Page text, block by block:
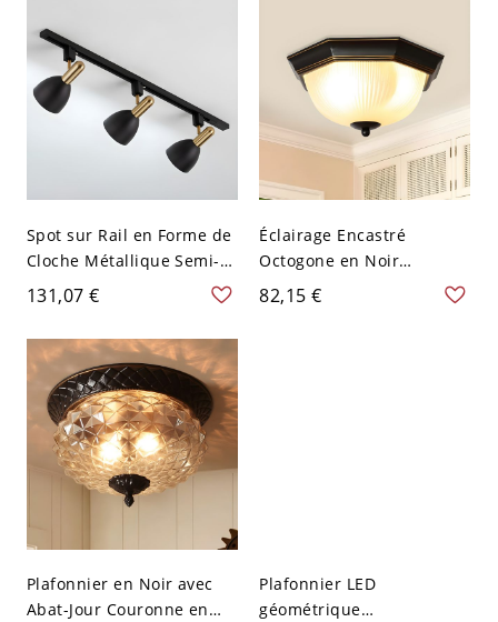
Spot sur Rail en Forme de
Cloche Métallique Semi-
Plafonnier de Style
Moderne pour Galerie -
110 V-120 V 2 Noir
131,07 €
Éclairage Encastré
Octogone en Noir
Plafonnier à 2 Ampoules
Style Rustique avec Abat-
82,15 €
Plafonnier en Noir avec
Abat-Jour Couronne en
Plafonnier LED
géométrique